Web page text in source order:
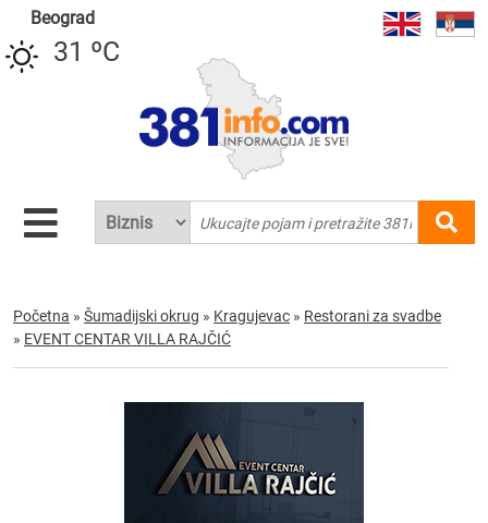
Beograd
31 ºC
Početna » Šumadijski okrug » Kragujevac » Restorani za svadbe
» EVENT CENTAR VILLA RAJČIĆ